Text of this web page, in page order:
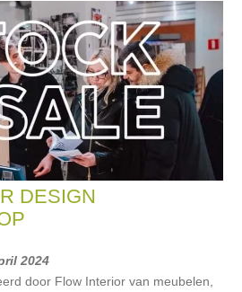
DESIGN
2024
door Flow Interior van meubelen,